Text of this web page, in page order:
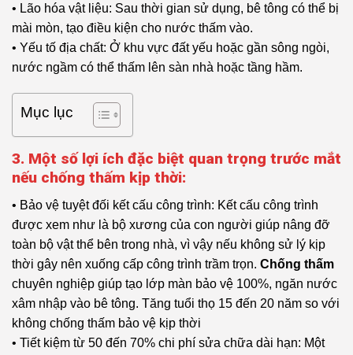
• Lão hóa vật liệu: Sau thời gian sử dụng, bê tông có thể bị
mài mòn, tạo điều kiện cho nước thấm vào.
• Yếu tố địa chất: Ở khu vực đất yếu hoặc gần sông ngòi,
nước ngầm có thể thấm lên sàn nhà hoặc tầng hầm.
Mục lục
3. Một số lợi ích đặc biệt quan trọng trước mắt
nếu chống thấm kịp thời:
• Bảo vệ tuyệt đối kết cấu công trình: Kết cấu công trình
được xem như là bộ xương của con người giúp nâng đỡ
toàn bộ vật thể bên trong nhà, vì vậy nếu không sử lý kịp
thời gây nên xuống cấp công trình trầm trọn. Chống thấm
chuyên nghiệp giúp tạo lớp màn bảo vệ 100%, ngăn nước
xâm nhập vào bê tông. Tăng tuổi thọ 15 đến 20 năm so với
không chống thấm bảo vệ kịp thời
• Tiết kiệm từ 50 đến 70% chi phí sửa chữa dài hạn: Một